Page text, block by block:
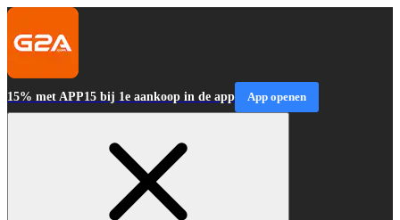
15% met APP15 bij 1e aankoop in de app App openen